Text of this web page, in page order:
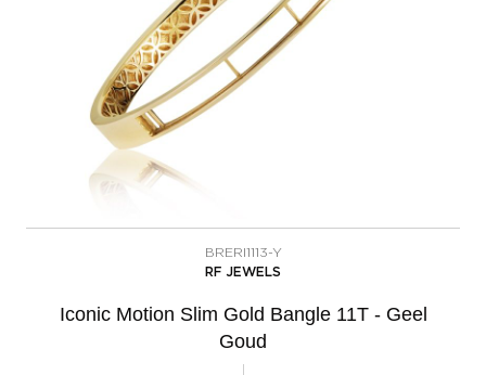
BRERI1113-Y
RF JEWELS
Iconic Motion Slim Gold Bangle 11T - Geel
Goud